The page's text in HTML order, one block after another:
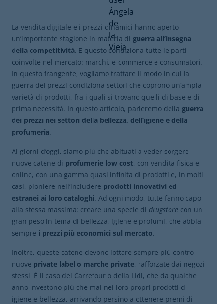
La vendita digitale e i prezzi dinamici hanno aperto
un’importante stagione in materia di guerra all’insegna
della competitività. E questo condiziona tutte le parti
coinvolte nel mercato: marchi, e-commerce e consumatori.
In questo frangente, vogliamo trattare il modo in cui la
guerra dei prezzi condiziona settori che coprono un’ampia
varietà di prodotti, fra i quali si trovano quelli di base e di
prima necessità. In questo articolo, parleremo della guerra
dei prezzi nei settori della bellezza, dell’igiene e della
profumeria.
Ai giorni d’oggi, siamo più che abituati a veder sorgere
nuove catene di profumerie low cost, con vendita fisica e
online, con una gamma quasi infinita di prodotti e, in molti
casi, pioniere nell’includere prodotti innovativi ed
estranei ai loro cataloghi. Ad ogni modo, tutte fanno capo
alla stessa massima: creare una specie di drugstore con un
gran peso in tema di bellezza, igiene e profumi, che abbia
sempre i prezzi più economici sul mercato.
Inoltre, queste catene devono lottare sempre più contro
nuove private label o marche private, rafforzate dai negozi
stessi. È il caso del Carrefour o della Lidl, che da qualche
anno investono più che mai nei loro propri prodotti di
igiene e bellezza, arrivando persino a ottenere premi di